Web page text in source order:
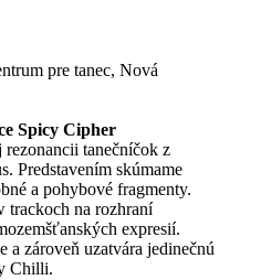
pre tanec, Nová
Spicy Cipher
tanečníčok z
Predstavením skúmame
a pohybové fragmenty.
trackoch na rozhraní
expresií.
a zároveň uzatvára jedinečnú
Chilli.